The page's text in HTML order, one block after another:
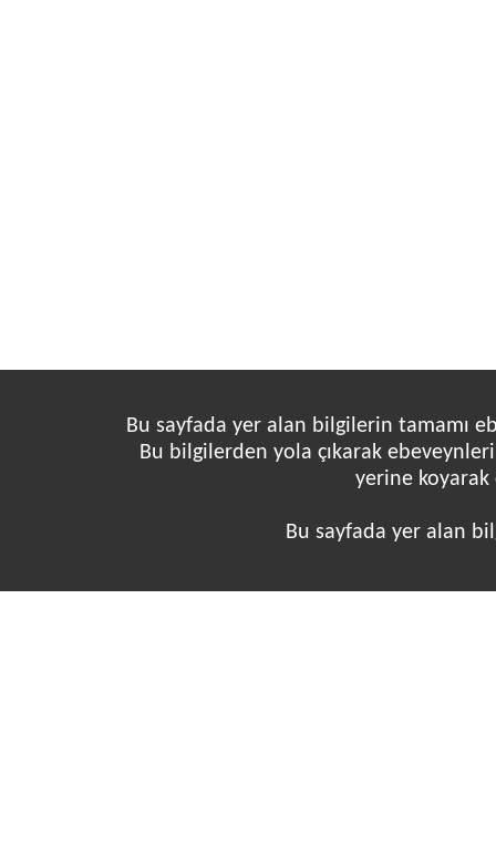
Bu sayfada yer alan bilgilerin tamamı
Bu bilgilerden yola çıkarak
yerine koyarak
Bu sayfada yer alan